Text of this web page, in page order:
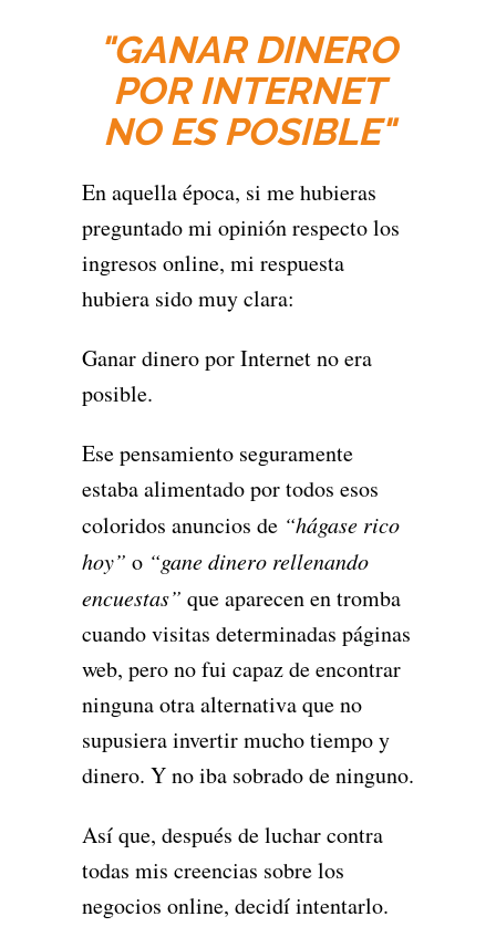
"GANAR DINERO
POR INTERNET
NO ES POSIBLE"
En aquella época, si me hubieras
preguntado mi opinión respecto los
ingresos online, mi respuesta
hubiera sido muy clara:
Ganar dinero por Internet no era
posible.
Ese pensamiento seguramente
estaba alimentado por todos esos
coloridos anuncios de “hágase rico
hoy” o “gane dinero rellenando
encuestas” que aparecen en tromba
cuando visitas determinadas páginas
web, pero no fui capaz de encontrar
ninguna otra alternativa que no
supusiera invertir mucho tiempo y
dinero. Y no iba sobrado de ninguno.
Así que, después de luchar contra
todas mis creencias sobre los
negocios online, decidí intentarlo.